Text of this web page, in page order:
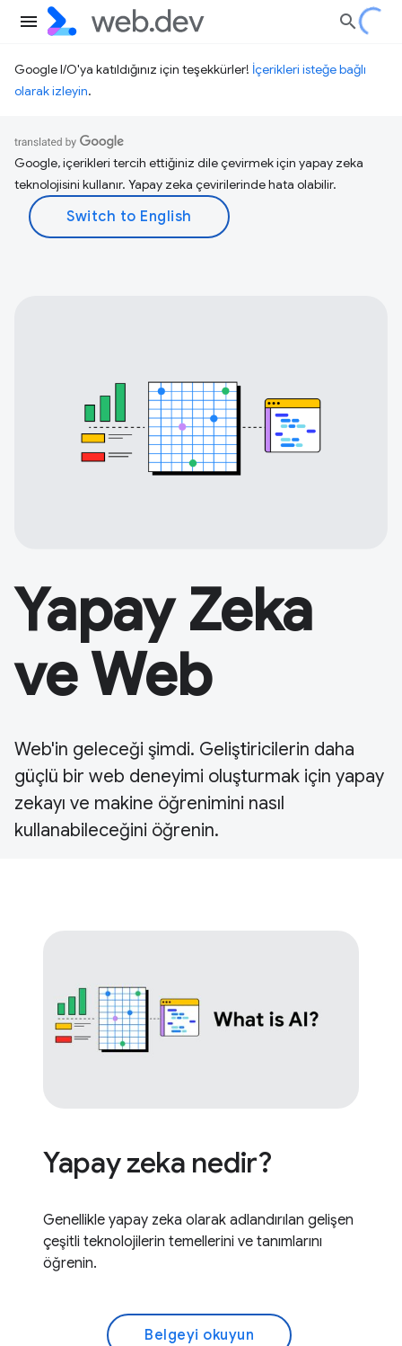
Google I/O'ya katıldığınız için teşekkürler! İçerikleri isteğe bağlı
olarak izleyin.
Google, içerikleri tercih ettiğiniz dile çevirmek için yapay zeka
teknolojisini kullanır. Yapay zeka çevirilerinde hata olabilir.
Yapay Zeka
ve Web
Web'in geleceği şimdi. Geliştiricilerin daha
güçlü bir web deneyimi oluşturmak için yapay
zekayı ve makine öğrenimini nasıl
kullanabileceğini öğrenin.
Yapay zeka nedir?
Genellikle yapay zeka olarak adlandırılan gelişen
çeşitli teknolojilerin temellerini ve tanımlarını
öğrenin.
Belgeyi okuyun